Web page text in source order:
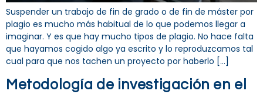
Suspender un trabajo de fin de grado o de fin de máster por
plagio es mucho más habitual de lo que podemos llegar a
imaginar. Y es que hay mucho tipos de plagio. No hace falta
que hayamos cogido algo ya escrito y lo reproduzcamos tal
cual para que nos tachen un proyecto por haberlo […]
Metodología de investigación en el